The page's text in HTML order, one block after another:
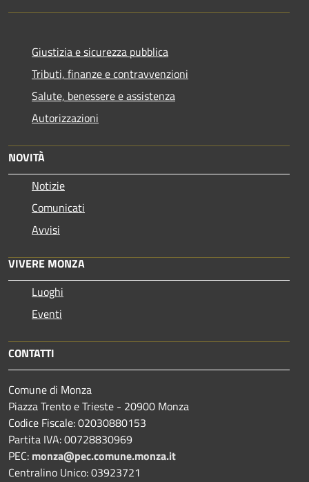
Giustizia e sicurezza pubblica
Tributi, finanze e contravvenzioni
Salute, benessere e assistenza
Autorizzazioni
NOVITÀ
Notizie
Comunicati
Avvisi
VIVERE MONZA
Luoghi
Eventi
CONTATTI
Comune di Monza
Piazza Trento e Trieste - 20900 Monza
Codice Fiscale: 02030880153
Partita IVA: 00728830969
PEC: monza@pec.comune.monza.it
Centralino Unico: 03923721